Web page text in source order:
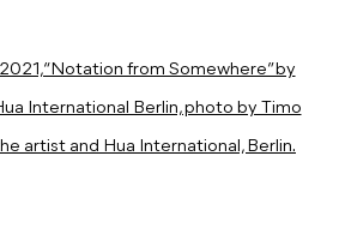
the following image in a popup: